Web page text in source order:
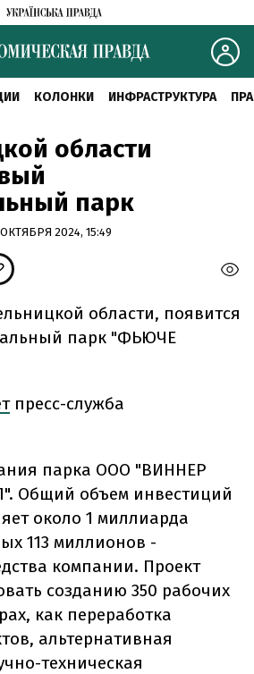
КОЛОНКИ ИНФРАСТРУКТУРА
области
парк
2024, 15:49
области, появится
парк "ФЬЮЧЕ
пресс-служба
парка ООО "ВИННЕР
Общий объем инвестиций
около 1 миллиарда
113 миллионов -
компании. Проект
созданию 350 рабочих
как переработка
альтернативная
техническая